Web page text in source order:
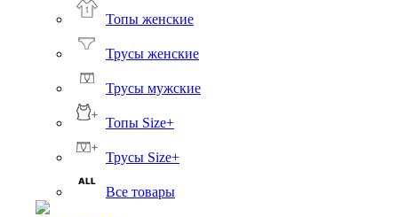
Топы женские
Трусы женские
Трусы мужские
Топы Size+
Трусы Size+
Все товары